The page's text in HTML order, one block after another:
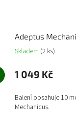
Adeptus
Skladem (2 ks)
1 049 Kč
Balení obsahuje 10
Mechanicus.